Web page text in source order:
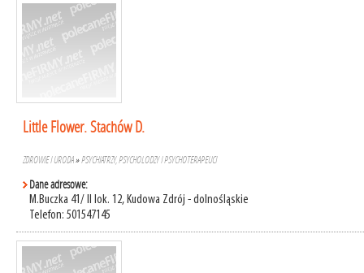
Little Flower. Stachów D.
ZDROWIE I URODA»PSYCHIATRZY, PSYCHOLODZY I PSYCHOTERAPEUCI
Dane adresowe:
M.Buczka 41/ II lok. 12, Kudowa Zdrój - dolnośląskie
Telefon: 501547145